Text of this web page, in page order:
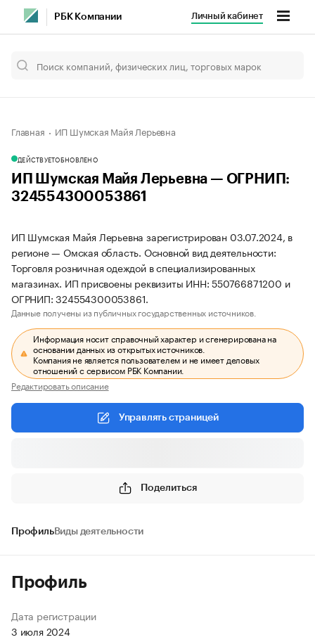
РБК Компании Личный кабинет
Главная ИП Шумская Майя Лерьевна
ДЕЙСТВУЕТОБНОВЛЕНО
ИП Шумская Майя Лерьевна — ОГРНИП:
324554300053861
ИП Шумская Майя Лерьевна зарегистрирован 03.07.2024, в
регионе — Омская область. Основной вид деятельности:
Торговля розничная одеждой в специализированных
магазинах. ИП присвоены реквизиты ИНН: 550766871200 и
ОГРНИП: 324554300053861.
Данные получены из публичных государственных источников.
Информация носит справочный характер и сгенерирована на
основании данных из открытых источников.
Компания не является пользователем и не имеет деловых
отношений с сервисом РБК Компании.
Редактировать описание
Управлять страницей
Поделиться
ПрофильВиды деятельности
Профиль
Дата регистрации
3 июля 2024